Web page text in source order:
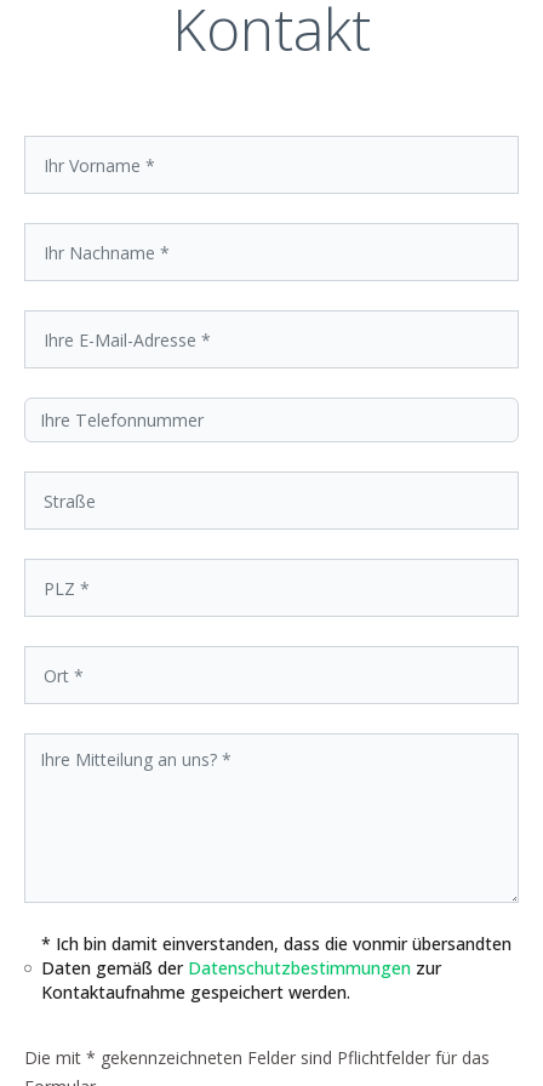
Kontakt
* Ich bin damit einverstanden, dass die vonmir übersandten
Daten gemäß der Datenschutzbestimmungen zur
Kontaktaufnahme gespeichert werden.
Die mit * gekennzeichneten Felder sind Pflichtfelder für das